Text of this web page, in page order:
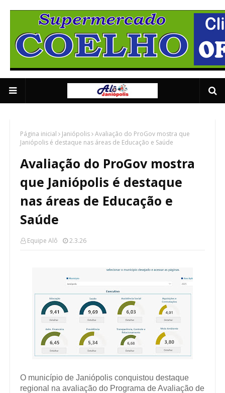
Página inicial Janiópolis Avaliação do ProGov mostra que
Janiópolis é destaque nas áreas de Educação e Saúde
Avaliação do ProGov mostra
que Janiópolis é destaque
nas áreas de Educação e
Saúde
Equipe Alô 2.3.26
O município de Janiópolis conquistou destaque
regional na avaliação do Programa de Avaliação de